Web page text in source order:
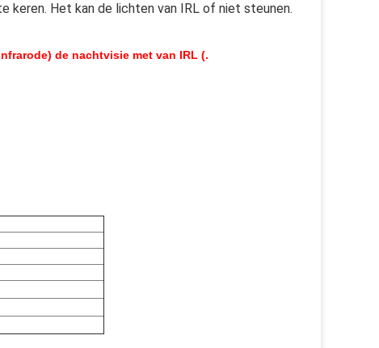
keren. Het kan de lichten van IRL of niet steunen.
de nachtvisie met van IRL (.